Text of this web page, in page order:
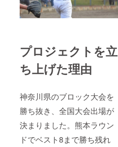
プロジェクトを立
ち上げた理由
神奈川県のブロック大会を
勝ち抜き、全国大会出場が
決まりました。熊本ラウン
ドでベスト8まで勝ち残れ